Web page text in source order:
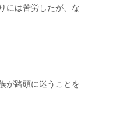
には苦労したが、な
が路頭に迷うことを